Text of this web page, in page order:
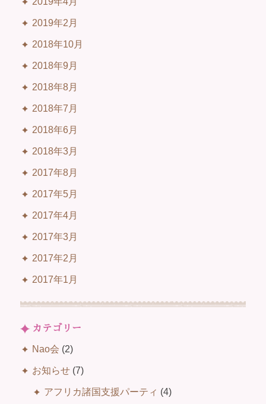
2019年2月
2018年10月
2018年9月
2018年8月
2018年7月
2018年6月
2018年3月
2017年8月
2017年5月
2017年4月
2017年3月
2017年2月
2017年1月
カテゴリー
Nao会 (2)
お知らせ (7)
アフリカ諸国支援パーティ (4)